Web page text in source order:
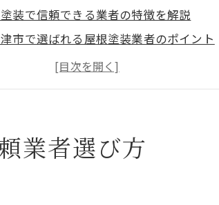
装で信頼できる業者の特徴を解説
市で選ばれる屋根塗装業者のポイント
塗装業者選びで重視すべき基準とは
評判から見る屋根塗装業者の信頼性
なら泉大津市で安心対応が魅力
装の安心対応が泉大津市で選ばれる理由
業者選び方